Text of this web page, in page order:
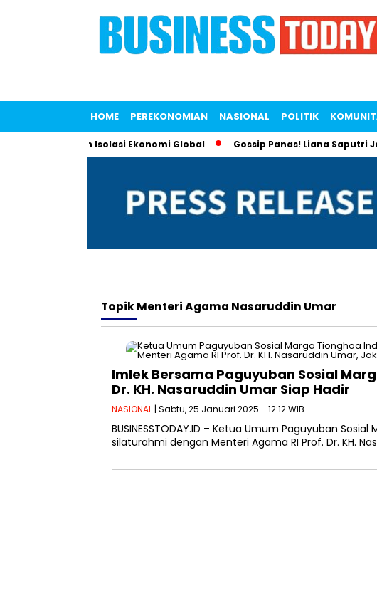
HOME PEREKONOMIAN NASIONAL POLITIK
Lawan Tren Isolasi Ekonomi Global Gossip Panas! Liana Saputri Jadi
TopikMenteri Agama Nasaruddin Umar
Imlek Bersama Paguyuban Sosial
Dr. KH. Nasaruddin Umar Siap Hadir
NASIONAL | Sabtu, 25 Januari 2025 - 12:12 WIB
BUSINESSTODAY.ID – Ketua Umum Paguyuban
silaturahmi dengan Menteri Agama RI Prof. Dr. KH.